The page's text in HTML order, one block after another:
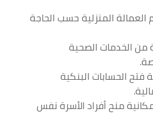
العمالة المنزلية حسب الحاجة
من الخدمات الصحية
الحسابات البنكية
منح أفراد الأسرة نفس